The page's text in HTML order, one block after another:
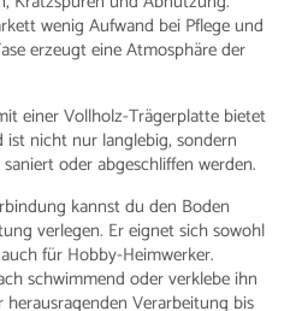
wenig Aufwand bei Pflege und
erzeugt eine Atmosphäre der
einer Vollholz-Trägerplatte bietet
nicht nur langlebig, sondern
oder abgeschliffen werden.
kannst du den Boden
verlegen. Er eignet sich sowohl
für Hobby-Heimwerker.
schwimmend oder verklebe ihn
Verarbeitung bis